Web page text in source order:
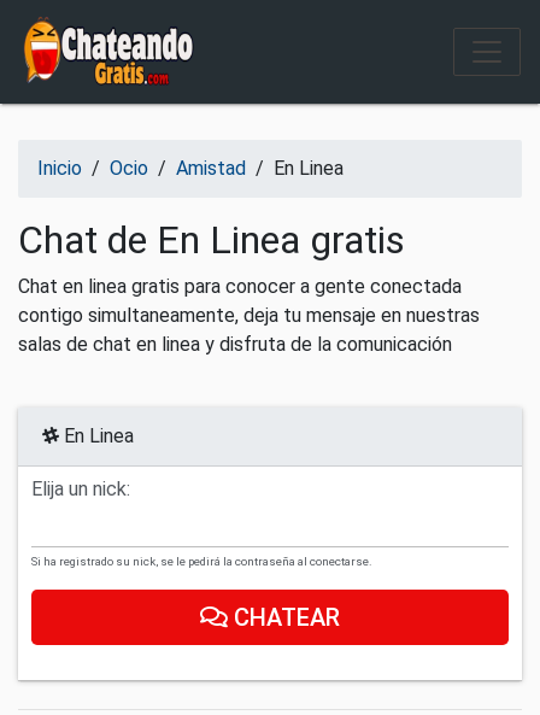
Salir del contenido
Inicio / Ocio / Amistad / En Linea
Chat de En Linea gratis
Chat en linea gratis para conocer a gente conectada
contigo simultaneamente, deja tu mensaje en nuestras
salas de chat en linea y disfruta de la comunicación
En Linea
Elija un nick:
Si ha registrado su nick, se le pedirá la contraseña al conectarse.
CHATEAR